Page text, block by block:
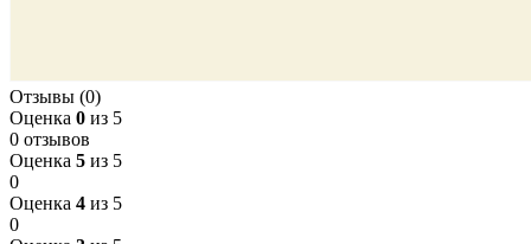
Отзывы (0)
Оценка 0 из 5
0 отзывов
Оценка 5 из 5
0
Оценка 4 из 5
0